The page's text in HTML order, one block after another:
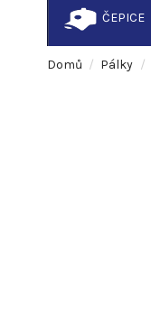
ČEPICE
Domů Pálky